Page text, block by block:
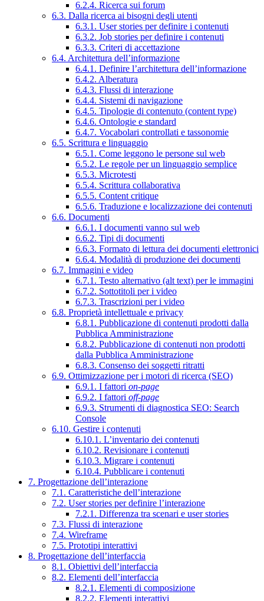
6.2.4. Ricerca sui forum
6.3. Dalla ricerca ai bisogni degli utenti
6.3.1. User stories per definire i contenuti
6.3.2. Job stories per definire i contenuti
6.3.3. Criteri di accettazione
6.4. Architettura dell’informazione
6.4.1. Definire l’architettura dell’informazione
6.4.2. Alberatura
6.4.3. Flussi di interazione
6.4.4. Sistemi di navigazione
6.4.5. Tipologie di contenuto (content type)
6.4.6. Ontologie e standard
6.4.7. Vocabolari controllati e tassonomie
6.5. Scrittura e linguaggio
6.5.1. Come leggono le persone sul web
6.5.2. Le regole per un linguaggio semplice
6.5.3. Microtesti
6.5.4. Scrittura collaborativa
6.5.5. Content critique
6.5.6. Traduzione e localizzazione dei contenuti
6.6. Documenti
6.6.1. I documenti vanno sul web
6.6.2. Tipi di documenti
6.6.3. Formato di lettura dei documenti elettronici
6.6.4. Modalità di produzione dei documenti
6.7. Immagini e video
6.7.1. Testo alternativo (alt text) per le immagini
6.7.2. Sottotitoli per i video
6.7.3. Trascrizioni per i video
6.8. Proprietà intellettuale e privacy
6.8.1. Pubblicazione di contenuti prodotti dalla
Pubblica Amministrazione
6.8.2. Pubblicazione di contenuti non prodotti
dalla Pubblica Amministrazione
6.8.3. Consenso dei soggetti ritratti
6.9. Ottimizzazione per i motori di ricerca (SEO)
6.9.1. I fattori on-page
6.9.2. I fattori off-page
6.9.3. Strumenti di diagnostica SEO: Search
Console
6.10. Gestire i contenuti
6.10.1. L’inventario dei contenuti
6.10.2. Revisionare i contenuti
6.10.3. Migrare i contenuti
6.10.4. Pubblicare i contenuti
7. Progettazione dell’interazione
7.1. Caratteristiche dell’interazione
7.2. User stories per definire l’interazione
7.2.1. Differenza tra scenari e user stories
7.3. Flussi di interazione
7.4. Wireframe
7.5. Prototipi interattivi
8. Progettazione dell’interfaccia
8.1. Obiettivi dell’interfaccia
8.2. Elementi dell’interfaccia
8.2.1. Elementi di composizione
8.2.2. Elementi interattivi